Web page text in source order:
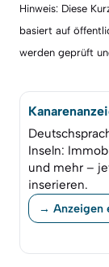
Hinweis: Diese
basiert auf
werden geprüft
Inseln:
und mehr –
inserieren.
→ Anzeigen